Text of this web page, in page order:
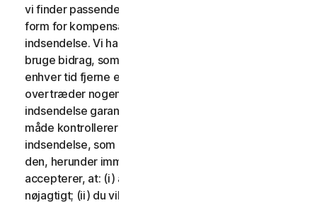
vi finder passende. Der vil ikke blive udbetalt nogen
form for kompensation i forbindelse med brug af din
indsendelse. Vi har ingen forpligtelse til at sende og
bruge bidrag, som du måtte indsende, og vi kan frit til
enhver tid fjerne ethvert bidrag, særligt hvis det
overtræder nogen af disse vilkår. Ved at levere en
indsendelse garanterer du, at du ejer eller på anden
måde kontrollerer alle rettighederne til din
indsendelse, som er nødvendige for, at du kan sende
den, herunder immaterielle rettigheder. Du
accepterer, at: (i) alt indhold i dine indlæg skal være
nøjagtigt; (ii) du vil ikke indsende indlæg, som du ved